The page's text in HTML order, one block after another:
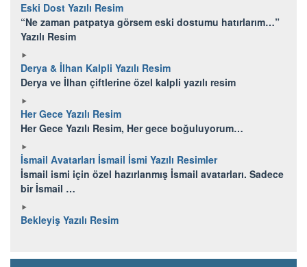
Eski Dost Yazılı Resim
“Ne zaman patpatya görsem eski dostumu hatırlarım…”
Yazılı Resim
Derya & İlhan Kalpli Yazılı Resim
Derya ve İlhan çiftlerine özel kalpli yazılı resim
Her Gece Yazılı Resim
Her Gece Yazılı Resim, Her gece boğuluyorum…
İsmail Avatarları İsmail İsmi Yazılı Resimler
İsmail ismi için özel hazırlanmış İsmail avatarları. Sadece
bir İsmail …
Bekleyiş Yazılı Resim